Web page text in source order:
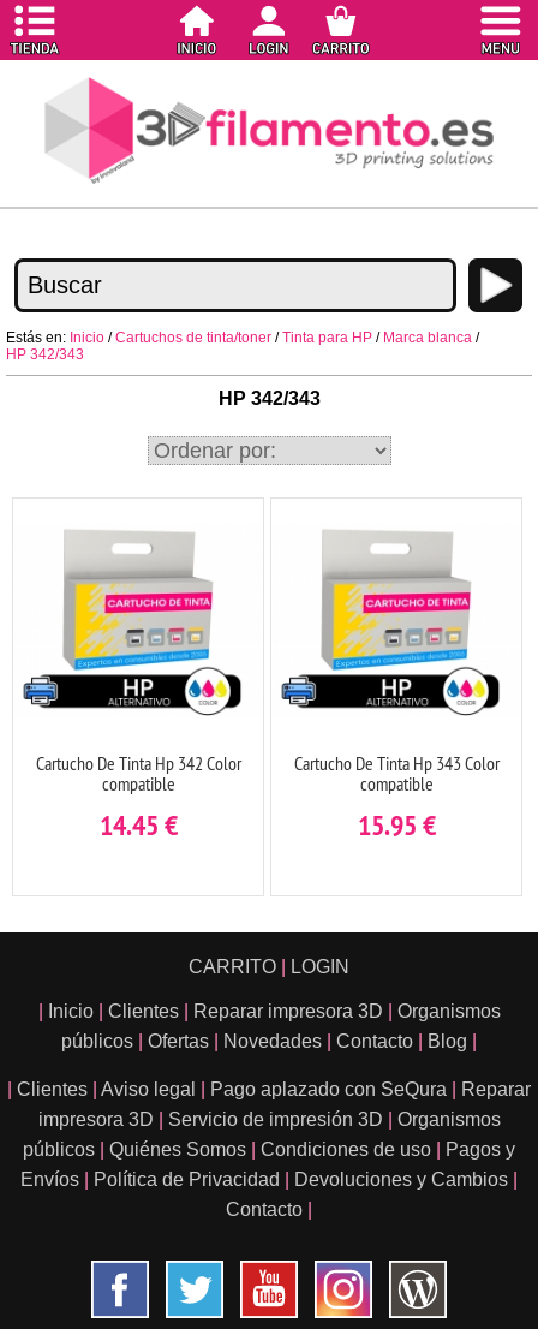
Estás en: Inicio /Cartuchos de tinta/toner /Tinta para HP / Marca blanca /
HP 342/343
HP 342/343
Cartucho De Tinta Hp 342 Color
compatible
14.45€
Cartucho De Tinta Hp 343 Color
compatible
15.95€
CARRITO LOGIN
Inicio Clientes Reparar impresora 3D
Organismos
públicos
Ofertas Novedades Contacto Blog
Clientes Aviso legal Pago aplazado con SeQura
Reparar
impresora 3D
Servicio de impresión 3D
Organismos
públicos
Quiénes Somos Condiciones de uso
Pagos y
Envíos
Política de Privacidad Devoluciones y Cambios
Contacto